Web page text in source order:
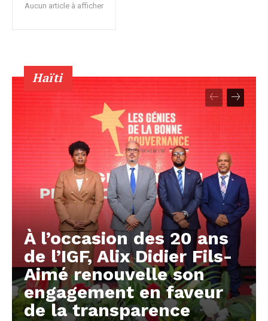
Aucun article à afficher
Haïti
À l’occasion des 20 ans
de l’IGF, Alix Didier Fils-
Aimé renouvelle son
engagement en faveur
de la transparence